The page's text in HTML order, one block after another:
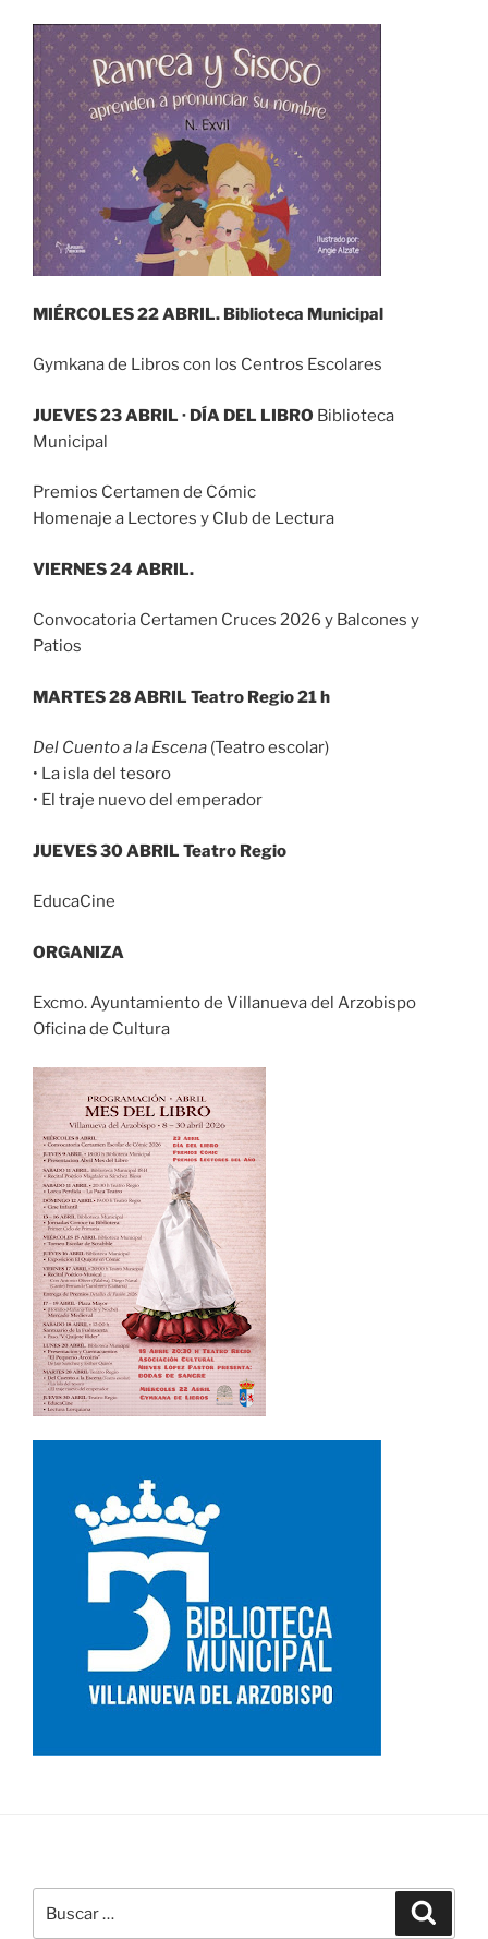
MIÉRCOLES 22 ABRIL. Biblioteca Municipal
Gymkana de Libros con los Centros Escolares
JUEVES 23 ABRIL · DÍA DEL LIBRO Biblioteca
Municipal
Premios Certamen de Cómic
Homenaje a Lectores y Club de Lectura
VIERNES 24 ABRIL.
Convocatoria Certamen Cruces 2026 y Balcones y
Patios
MARTES 28 ABRIL Teatro Regio 21 h
Del Cuento a la Escena (Teatro escolar)
• La isla del tesoro
• El traje nuevo del emperador
JUEVES 30 ABRIL Teatro Regio
EducaCine
ORGANIZA
Excmo. Ayuntamiento de Villanueva del Arzobispo
Oficina de Cultura
por: